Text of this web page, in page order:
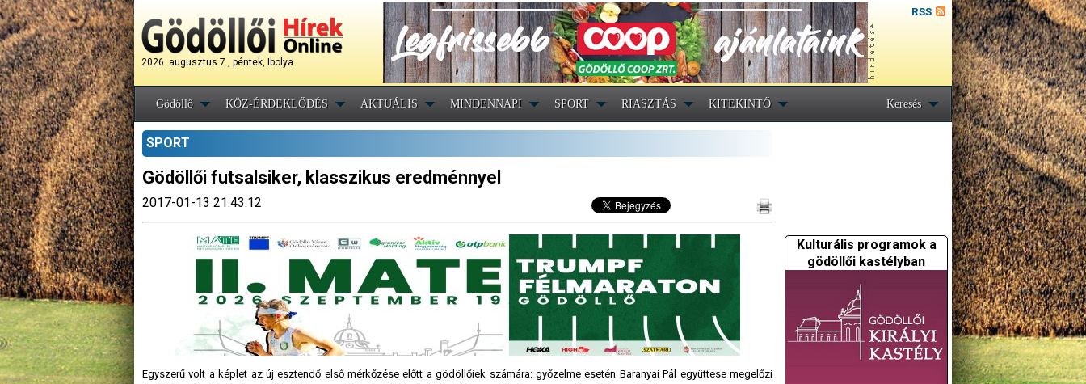
2026. augusztus 7., péntek, Ibolya
RSS
Gödöllő KÖZ-ÉRDEKLŐDÉS AKTUÁLIS MINDENNAPI SPORT RIASZTÁS KITEKINTŐ Keresés
SPORT
Gödöllői futsalsiker, klasszikus eredménnyel
2017-01-13 21:43:12
Egyszerű volt a képlet az új esztendő első mérkőzése előtt a gödöllőiek számára: győzelme esetén Baranyai Pál együttese megelőzi
Kulturális programok a
gödöllői kastélyban